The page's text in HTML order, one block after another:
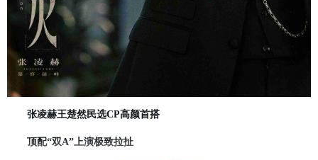
张凌赫王楚然民选CP高颜首搭
顶配“双A”上演极致拉扯